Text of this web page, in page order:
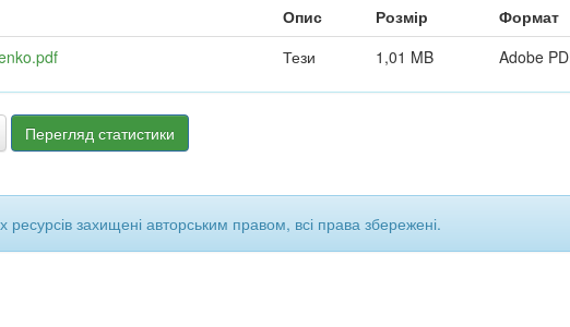
Опис Розмір
Формат
Тези 1,01 MB Adobe
Перегляд статистики
ресурсів захищені авторським правом, всі права збережені.